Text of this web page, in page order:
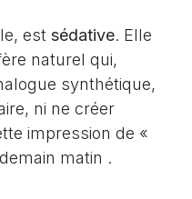
est sédative. Elle
naturel qui,
synthétique,
ni ne créer
impression de «
matin .